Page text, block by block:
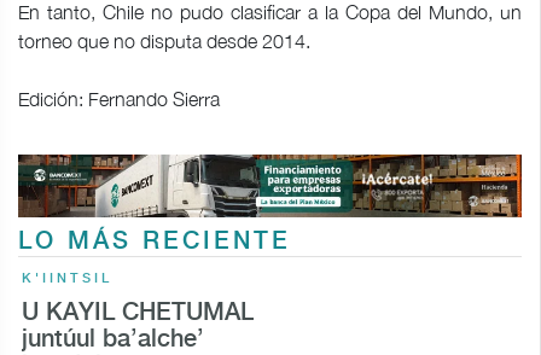
En tanto, Chile no pudo clasificar a la Copa del Mundo, un
torneo que no disputa ‌desde ‌2014.
Edición: Fernando Sierra
LO MÁS RECIENTE
K'IINTSIL
U KAYIL CHETUMAL
juntúul ba’alche’